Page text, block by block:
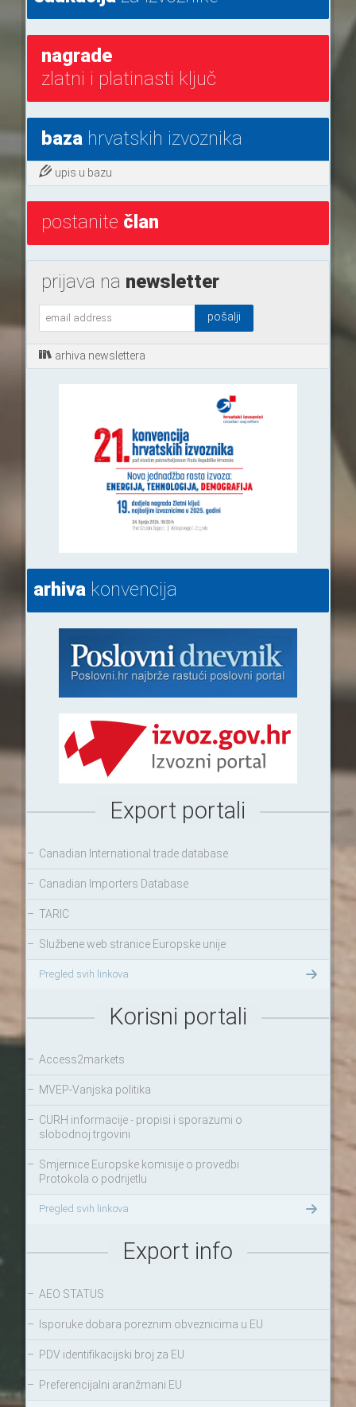
nagrade
zlatni i platinasti ključ
bazahrvatskih izvoznika
upis u bazu
postanite član
prijava na newsletter
arhiva newslettera
arhivakonvencija
Export portali
– Canadian International trade database
– Canadian Importers Database
– TARIC
– Službene web stranice Europske unije
Pregled svih linkova
Korisni portali
– Access2markets
– MVEP-Vanjska politika
– CURH informacije - propisi i sporazumi o
slobodnoj trgovini
– Smjernice Europske komisije o provedbi
Protokola o podrijetlu
Pregled svih linkova
Export info
– AEO STATUS
– Isporuke dobara poreznim obveznicima u EU
– PDV identifikacijski broj za EU
– Preferencijalni aranžmani EU